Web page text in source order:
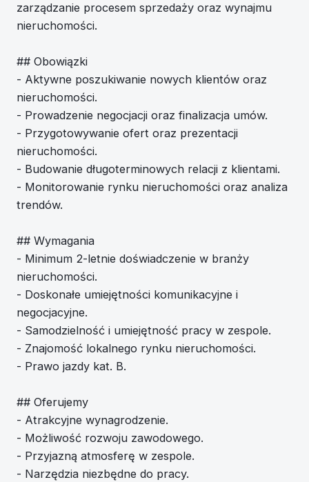
zarządzanie procesem sprzedaży oraz wynajmu
nieruchomości.
## Obowiązki
- Aktywne poszukiwanie nowych klientów oraz
nieruchomości.
- Prowadzenie negocjacji oraz finalizacja umów.
- Przygotowywanie ofert oraz prezentacji
nieruchomości.
- Budowanie długoterminowych relacji z klientami.
- Monitorowanie rynku nieruchomości oraz analiza
trendów.
## Wymagania
- Minimum 2-letnie doświadczenie w branży
nieruchomości.
- Doskonałe umiejętności komunikacyjne i
negocjacyjne.
- Samodzielność i umiejętność pracy w zespole.
- Znajomość lokalnego rynku nieruchomości.
- Prawo jazdy kat. B.
## Oferujemy
- Atrakcyjne wynagrodzenie.
- Możliwość rozwoju zawodowego.
- Przyjazną atmosferę w zespole.
- Narzędzia niezbędne do pracy.